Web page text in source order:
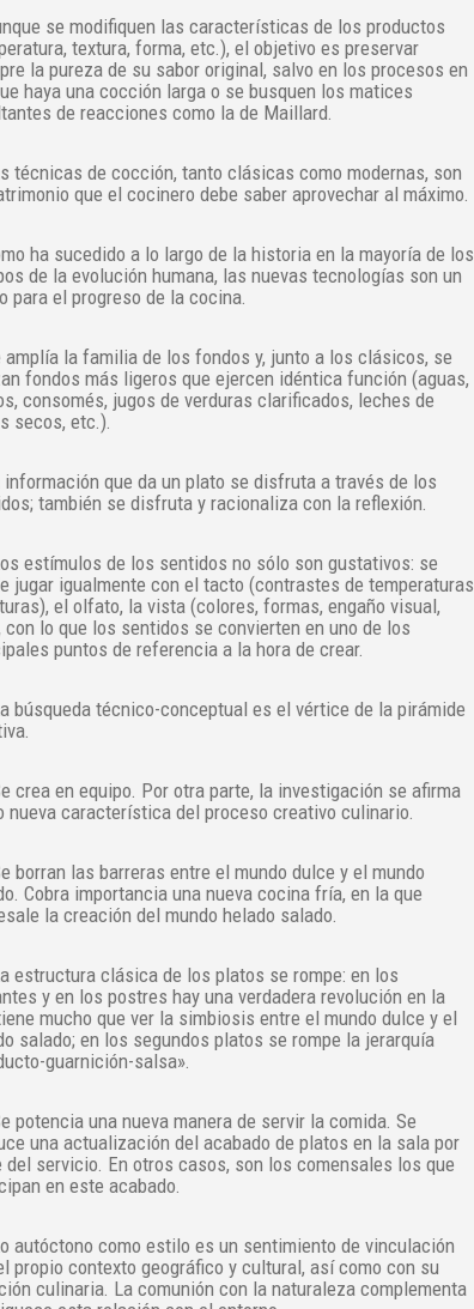
se modifiquen las características de los productos
textura, forma, etc.), el objetivo es preservar
la pureza de su sabor original, salvo en los procesos en
haya una cocción larga o se busquen los matices
de reacciones como la de Maillard.
técnicas de cocción, tanto clásicas como modernas, son
que el cocinero debe saber aprovechar al máximo.
ha sucedido a lo largo de la historia en la mayoría de los
de la evolución humana, las nuevas tecnologías son un
para el progreso de la cocina.
amplía la familia de los fondos y, junto a los clásicos, se
fondos más ligeros que ejercen idéntica función (aguas,
consomés, jugos de verduras clarificados, leches de
secos, etc.).
información que da un plato se disfruta a través de los
también se disfruta y racionaliza con la reflexión.
estímulos de los sentidos no sólo son gustativos: se
jugar igualmente con el tacto (contrastes de temperaturas
el olfato, la vista (colores, formas, engaño visual,
con lo que los sentidos se convierten en uno de los
puntos de referencia a la hora de crear.
búsqueda técnico-conceptual es el vértice de la pirámide
crea en equipo. Por otra parte, la investigación se afirma
nueva característica del proceso creativo culinario.
borran las barreras entre el mundo dulce y el mundo
Cobra importancia una nueva cocina fría, en la que
la creación del mundo helado salado.
estructura clásica de los platos se rompe: en los
y en los postres hay una verdadera revolución en la
mucho que ver la simbiosis entre el mundo dulce y el
salado; en los segundos platos se rompe la jerarquía
guarnición-salsa».
potencia una nueva manera de servir la comida. Se
una actualización del acabado de platos en la sala por
del servicio. En otros casos, son los comensales los que
en este acabado.
autóctono como estilo es un sentimiento de vinculación
propio contexto geográfico y cultural, así como con su
culinaria. La comunión con la naturaleza complementa